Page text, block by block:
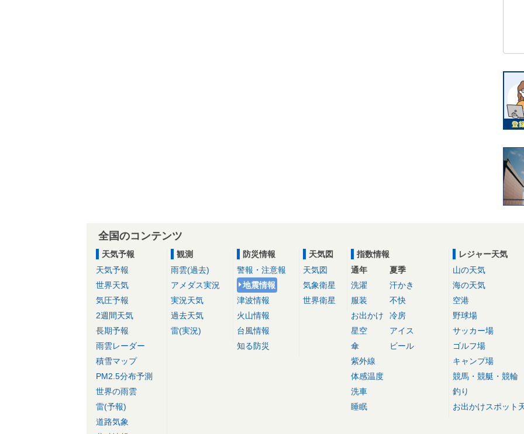
全国のコンテンツ
天気予報
天気予報
世界天気
気圧予報
2週間天気
長期予報
雨雲レーダー
積雪マップ
PM2.5分布予測
世界の雨雲
雷(予報)
道路気象
観測
雨雲(過去)
アメダス実況
実況天気
過去天気
雷(実況)
防災情報
警報・注意報
地震情報
津波情報
火山情報
台風情報
知る防災
天気図
天気図
気象衛星
世界衛星
指数情報
通年
洗濯
服装
お出かけ
星空
傘
紫外線
体感温度
洗車
睡眠
夏季
汗かき
不快
冷房
アイス
ビール
レジャー天気
山の天気
海の天気
空港
野球場
サッカー場
ゴルフ場
キャンプ場
競馬・競艇・競輪
釣り
お出かけスポット